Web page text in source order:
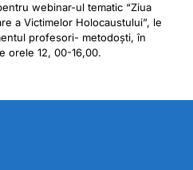
webinar-ul tematic “Ziua
a Victimelor Holocaustului”, le
profesori- metodoști, în
orele 12, 00-16,00.